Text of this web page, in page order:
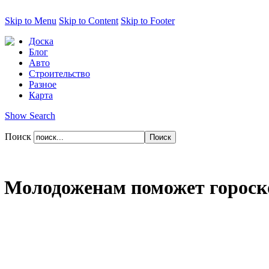
Skip to Menu Skip to Content Skip to Footer
Доска
Блог
Авто
Строительство
Разное
Карта
Show Search
Поиск
Молодоженам поможет